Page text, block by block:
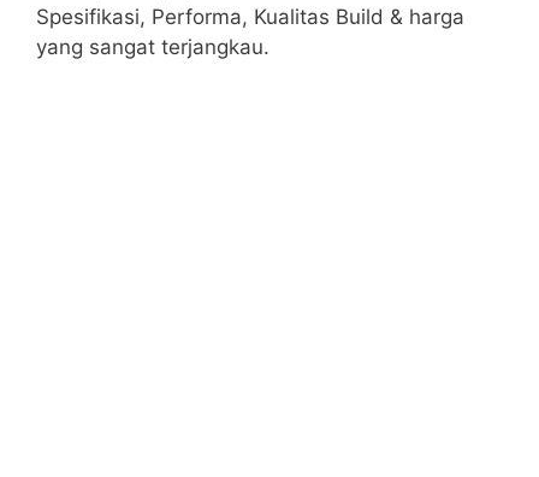
Spesifikasi, Performa, Kualitas Build & harga
yang sangat terjangkau.